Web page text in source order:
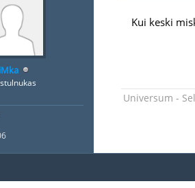
Kui keski
Universum -